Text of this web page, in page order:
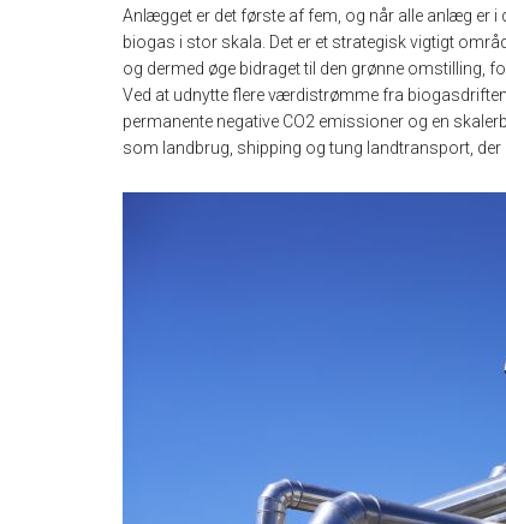
Anlægget er det første af fem, og når alle anlæg er
biogas i stor skala. Det er et strategisk vigtigt
og dermed øge bidraget til den grønne omstilling,
Ved at udnytte flere værdistrømme fra
permanente negative CO2 emissioner og en
som landbrug, shipping og tung landtransport, der